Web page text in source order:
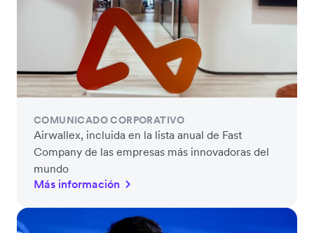
COMUNICADO CORPORATIVO
Airwallex, incluida en la lista anual de Fast
Company de las empresas más innovadoras del
mundo
Más información